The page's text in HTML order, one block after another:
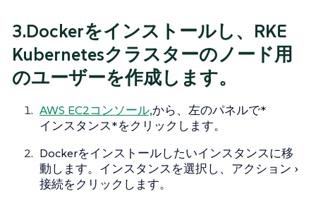
3.Dockerをインストールし、RKE
Kubernetesクラスターのノード用
のユーザーを作成します。
AWS EC2コンソール,から、左のパネルで*
インスタンス*をクリックします。
Dockerをインストールしたいインスタンスに移
動します。インスタンスを選択し、 アクション
接続をクリックします。